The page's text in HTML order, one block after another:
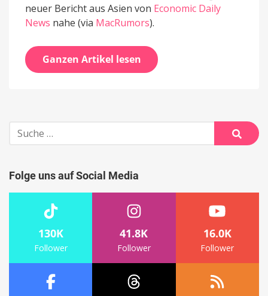
neuer Bericht aus Asien von Economic Daily
News nahe (via MacRumors).
Ganzen Artikel lesen
Suche
nach:
Suche
Folge uns auf Social Media
130K
Follower
41.8K
Follower
16.0K
Follower